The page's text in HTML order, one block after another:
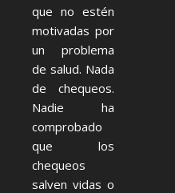
que no estén
motivadas por
un problema
de salud. Nada
de chequeos.
Nadie ha
comprobado
que los
chequeos
salven vidas o